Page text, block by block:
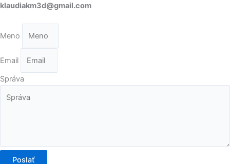
klaudiakm3d@gmail.com
Meno
Email
Správa
Poslať